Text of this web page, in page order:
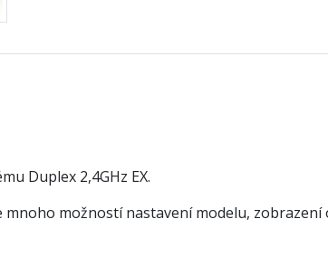
Duplex 2,4GHz EX.
možností nastavení modelu,